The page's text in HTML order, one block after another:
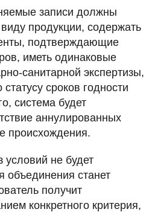
записи должны
продукции, содержать
подтверждающие
иметь одинаковые
санитарной экспертизы,
сроков годности
система будет
аннулированных
происхождения.
условий не будет
объединения станет
получит
конкретного критерия,